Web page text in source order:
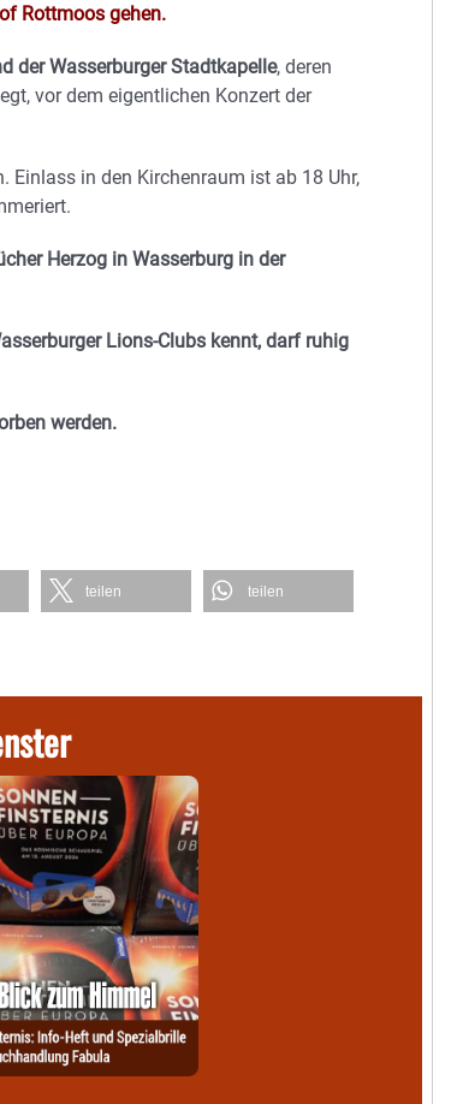
Rottmoos gehen.
der Wasserburger Stadtkapelle, deren
vor dem eigentlichen Konzert der
in den Kirchenraum ist ab 18 Uhr,
Herzog in Wasserburg in der
Lions-Clubs kennt, darf ruhig
werden.
teilen teilen